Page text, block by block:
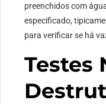
preenchidos com
especificado,
para verificar se há
Testes